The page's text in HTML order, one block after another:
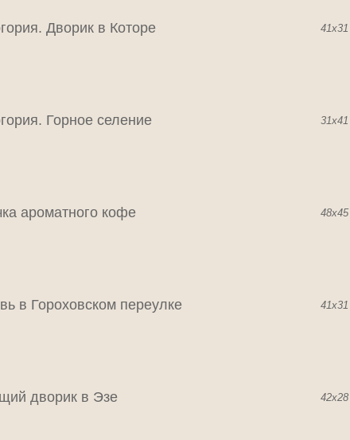
Дворик в Которе 41x31
Горное селение 31x41
ароматного кофе 48x45
в Гороховском переулке 41x31
дворик в Эзе 42x28